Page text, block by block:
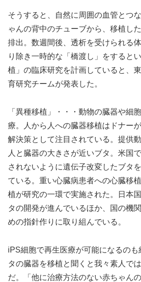
そうすると、自然に周囲の血管とつ
ゃんの背中のチューブから、移植し
排出。数週間後、透析を受けられる
り除き一時的な「橋渡し」をすると
植」の臨床研究を計画していると、
育研究チームが発表した。
「異種移植」・・・動物の臓器や細
療。人から人への臓器移植はドナー
解決策として注目されている。提供
人と臓器の大きさが近いブタ。米国
されないように遺伝子改変したブタ
ている。重い心臓病患者への心臓移
植が研究の一環で実施された。日本
タの開発が進んでいるほか、国の機
めの指針作りに取り組んでいる。
iPS細胞で再生医療が可能になるの
タの臓器を移植と聞くと我々素人で
だ。「他に治療方法のない赤ちゃん